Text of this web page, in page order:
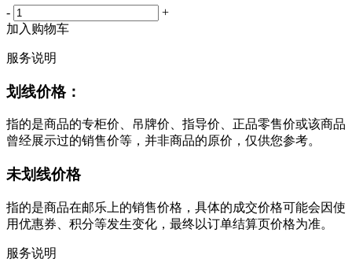
-
+
加入购物车
服务说明
划线价格：
指的是商品的专柜价、吊牌价、指导价、正品零售价或该商品
曾经展示过的销售价等，并非商品的原价，仅供您参考。
未划线价格
指的是商品在邮乐上的销售价格，具体的成交价格可能会因使
用优惠券、积分等发生变化，最终以订单结算页价格为准。
服务说明